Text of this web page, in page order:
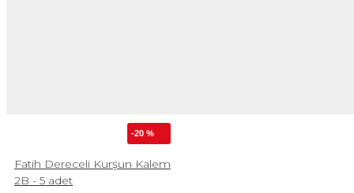
-20 %
Fatih Dereceli Kurşun Kalem
2B - 5 adet